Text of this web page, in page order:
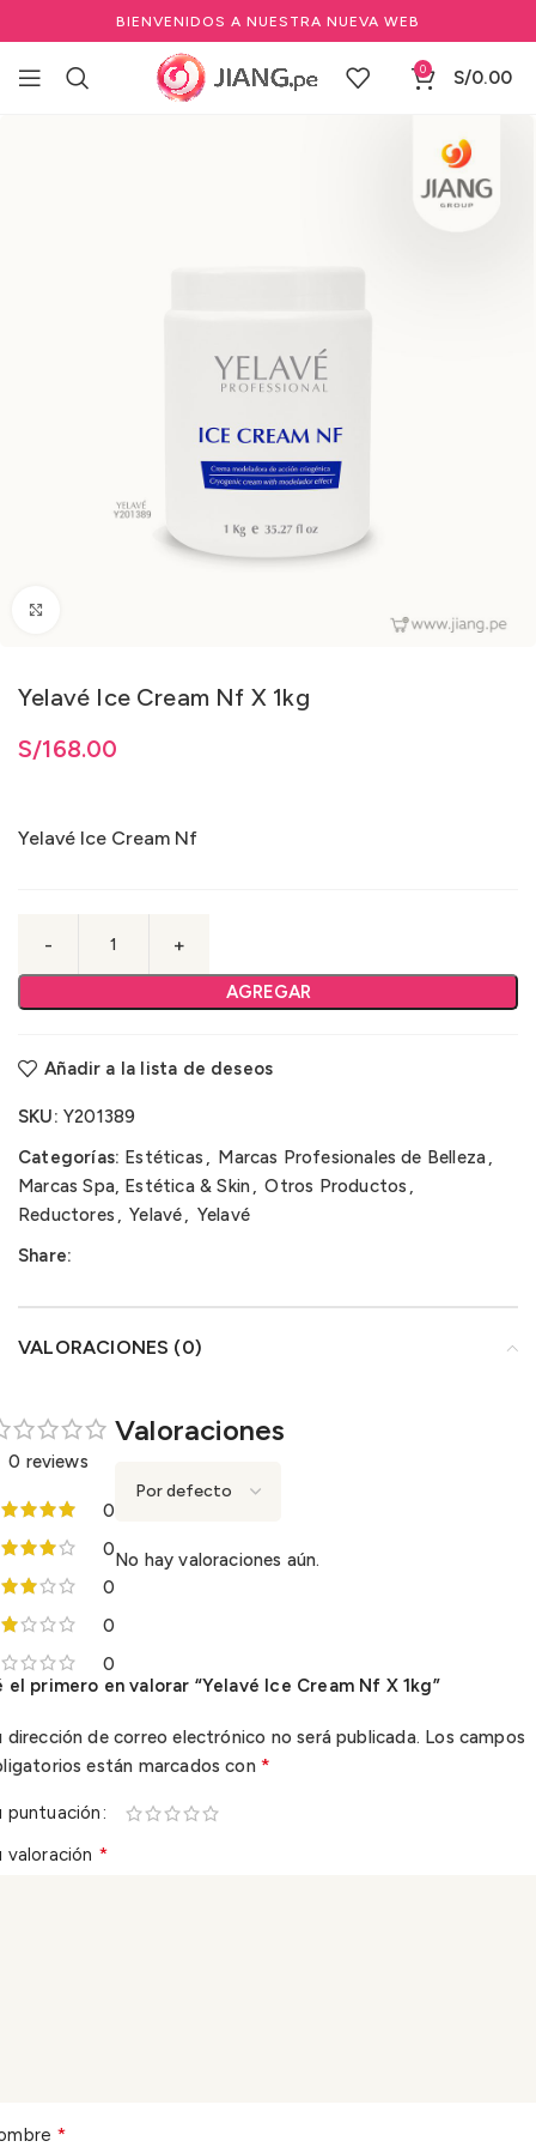
BIENVENIDOS A NUESTRA NUEVA WEB
0 S/0.00
Otros Productos
Yelavé Ice Cream Nf X 1kg
S/168.00
Yelavé Ice Cream Nf
AGREGAR
Añadir a la lista de deseos
SKU: Y201389
Categorías: Estéticas , Marcas Profesionales de Belleza,
Marcas Spa, Estética & Skin, Otros Productos ,
Reductores , Yelavé, Yelavé
Share:
VALORACIONES (0)
0 reviews
0
0
0
0
0
Valoraciones
No hay valoraciones aún.
el primero en valorar “Yelavé Ice Cream Nf X 1kg”
dirección de correo electrónico no será publicada. Los campos
están marcados con *
puntuación
valoración *
*